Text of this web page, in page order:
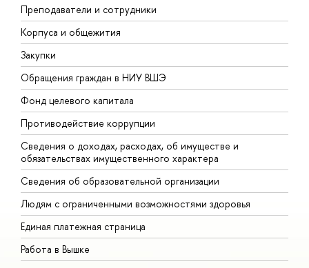
Преподаватели и сотрудники
Корпуса и общежития
Закупки
Обращения граждан в НИУ ВШЭ
Фонд целевого капитала
Противодействие коррупции
Сведения о доходах, расходах, об имуществе и
обязательствах имущественного характера
Сведения об образовательной организации
Людям с ограниченными возможностями здоровья
Единая платежная страница
Работа в Вышке